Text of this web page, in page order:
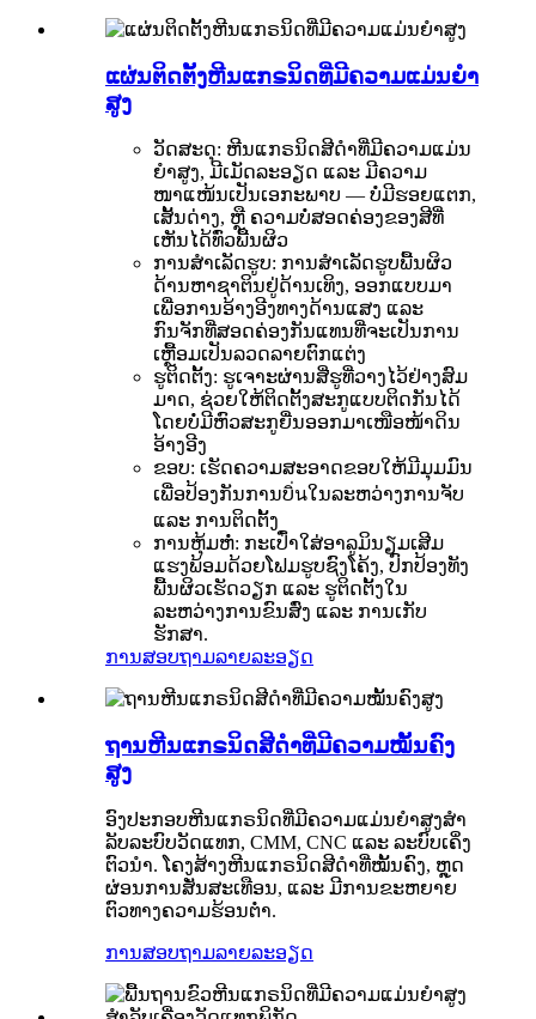
ແຜ່ນຕິດຕັ້ງຫີນແກຣນິດທີ່ມີຄວາມແມ່ນຍໍາ
ສູງ
ວັດສະດຸ: ຫີນແກຣນິດສີດຳທີ່ມີຄວາມແມ່ນ
ຍຳສູງ, ມີເມັດລະອຽດ ແລະ ມີຄວາມ
ໜາແໜ້ນເປັນເອກະພາບ — ບໍ່ມີຮອຍແຕກ,
ເສັ້ນດ່າງ, ຫຼື ຄວາມບໍ່ສອດຄ່ອງຂອງສີທີ່
ເຫັນໄດ້ທົ່ວພື້ນຜິວ
ການສຳເລັດຮູບ: ການສຳເລັດຮູບພື້ນຜິວ
ດ້ານຫາຊາຕິນຢູ່ດ້ານເທິງ, ອອກແບບມາ
ເພື່ອການອ້າງອີງທາງດ້ານແສງ ແລະ
ກົນຈັກທີ່ສອດຄ່ອງກັນແທນທີ່ຈະເປັນການ
ເຫຼື້ອມເປັນລວດລາຍຕົກແຕ່ງ
ຮູຕິດຕັ້ງ: ຮູເຈາະຜ່ານສີ່ຮູທີ່ວາງໄວ້ຢ່າງສົມ
ມາດ, ຊ່ວຍໃຫ້ຕິດຕັ້ງສະກູແບບຕິດກັນໄດ້
ໂດຍບໍ່ມີຫົວສະກູຍື່ນອອກມາເໜືອໜ້າດິນ
ອ້າງອີງ
ຂອບ: ເຮັດຄວາມສະອາດຂອບໃຫ້ມີມຸມມົນ
ເພື່ອປ້ອງກັນການບิ่นໃນລະຫວ່າງການຈັບ
ແລະ ການຕິດຕັ້ງ
ການຫຸ້ມຫໍ່: ກະເປົ໋າໃສ່ອາລູມິນຽມເສີມ
ແຮງພ້ອມດ້ວຍໂຟມຮູບຊົງໂຄ້ງ, ປົກປ້ອງທັງ
ພື້ນຜິວເຮັດວຽກ ແລະ ຮູຕິດຕັ້ງໃນ
ລະຫວ່າງການຂົນສົ່ງ ແລະ ການເກັບ
ຮັກສາ.
ການສອບຖາມລາຍລະອຽດ
ຖານຫີນແກຣນິດສີດຳທີ່ມີຄວາມໝັ້ນຄົງ
ສູງ
ອົງປະກອບຫີນແກຣນິດທີ່ມີຄວາມແມ່ນຍໍາສູງສໍາ
ລັບລະບົບວັດແທກ, CMM, CNC ແລະ ລະບົບເຄິ່ງ
ຕົວນໍາ. ໂຄງສ້າງຫີນແກຣນິດສີດໍາທີ່ໝັ້ນຄົງ, ຫຼຸດ
ຜ່ອນການສັ່ນສະເທືອນ, ແລະ ມີການຂະຫຍາຍ
ຕົວທາງຄວາມຮ້ອນຕໍ່າ.
ການສອບຖາມລາຍລະອຽດ